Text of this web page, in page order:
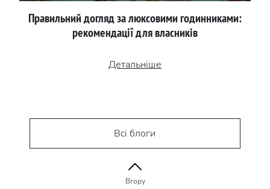
Правильний догляд за люксовими годинниками:
рекомендації для власників
Детальніше
Всі блоги
Вгору